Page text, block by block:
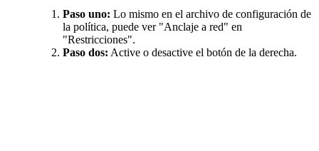
Paso uno: Lo mismo en el archivo de configuración de
la política, puede ver "Anclaje a red" en
"Restricciones".
Paso dos: Active o desactive el botón de la derecha.